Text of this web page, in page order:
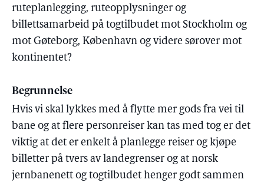
ruteplanlegging, ruteopplysninger og
billettsamarbeid på togtilbudet mot Stockholm og
mot Gøteborg, København og videre sørover mot
kontinentet?
Begrunnelse
Hvis vi skal lykkes med å flytte mer gods fra vei til
bane og at flere personreiser kan tas med tog er det
viktig at det er enkelt å planlegge reiser og kjøpe
billetter på tvers av landegrenser og at norsk
jernbanenett og togtilbudet henger godt sammen